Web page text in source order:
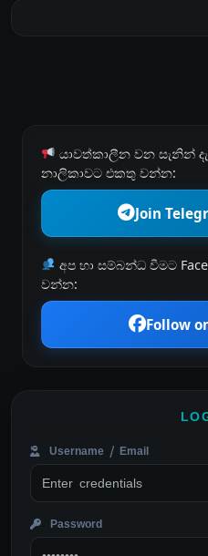
යාවත්කාලීන වන සැනින්
නාලිකාවට එකතු වන්න:
Join
අප හා සම්බන්ධ වීමට
වන්න:
Follow
Username / Email
Password